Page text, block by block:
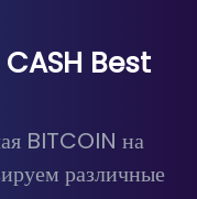
Best
BITCOIN на
различные